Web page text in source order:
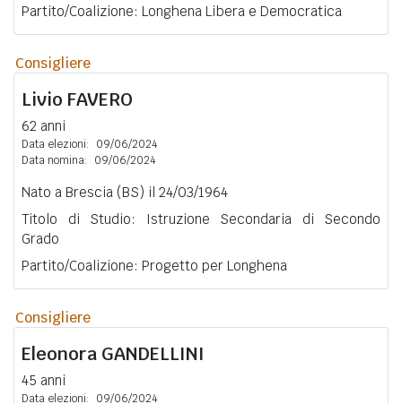
Partito/Coalizione: Longhena Libera e Democratica
Consigliere
Livio FAVERO
62 anni
Data elezioni:
09/06/2024
Data nomina:
09/06/2024
Nato a Brescia (BS) il 24/03/1964
Titolo di Studio: Istruzione Secondaria di Secondo
Grado
Partito/Coalizione: Progetto per Longhena
Consigliere
Eleonora GANDELLINI
45 anni
Data elezioni: 09/06/2024